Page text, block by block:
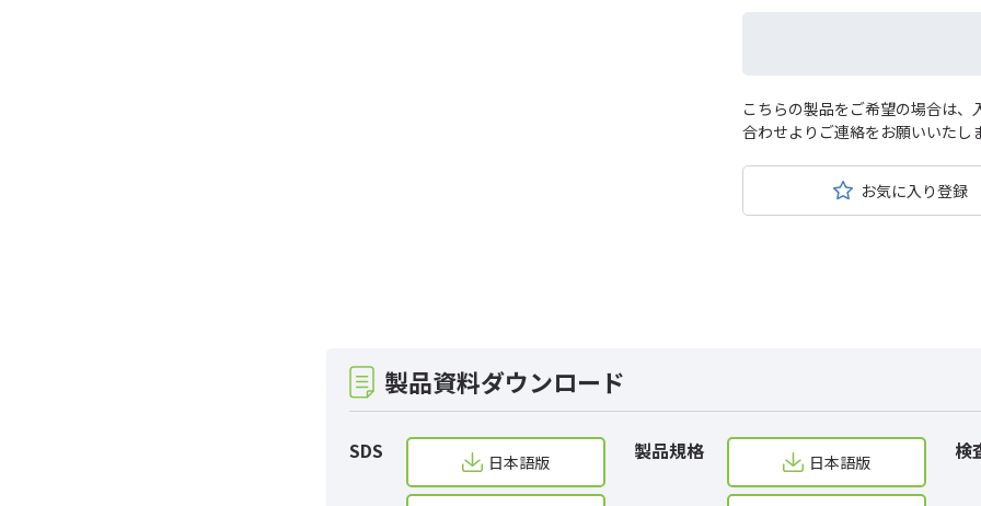
こちらの製品をご希望の場合は
合わせよりご連絡をお願いいたし
お気に入り登録
製品資料ダウンロード
SDS 日本語版 製品規格 日本語版 検